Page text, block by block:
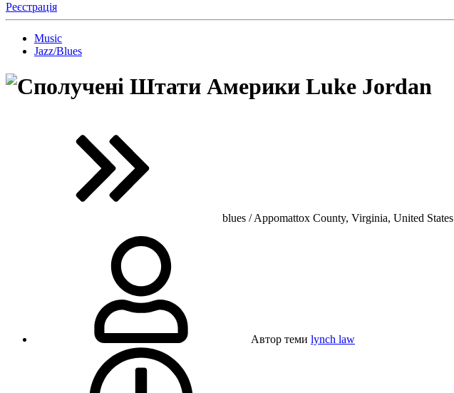
Реєстрація
Music
Jazz/Blues
Luke Jordan
blues / Appomattox County, Virginia, United States
Автор теми lynch law